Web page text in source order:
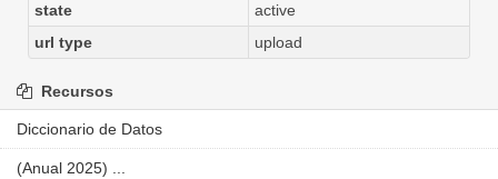
state
active
url type
upload
Recursos
Diccionario de Datos
(Anual 2025) ...